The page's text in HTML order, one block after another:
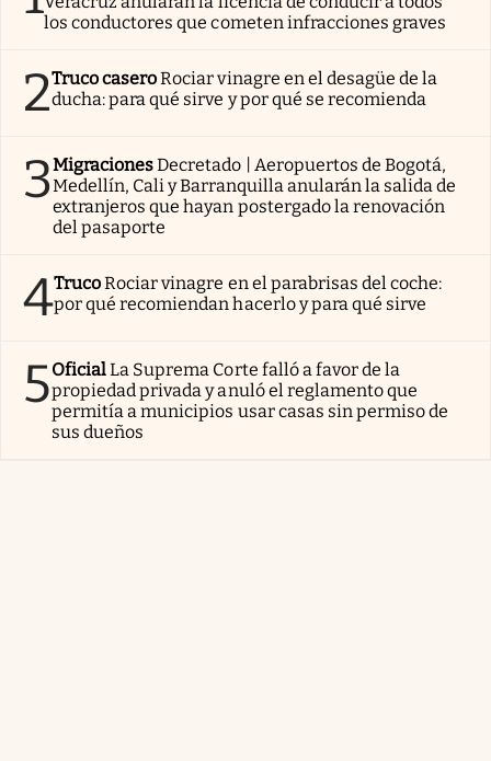
los conductores que cometen infracciones graves
2Truco caseroRociar vinagre en el desagüe de la
ducha: para qué sirve y por qué se recomienda
3MigracionesDecretado | Aeropuertos de Bogotá,
Medellín, Cali y Barranquilla anularán la salida de
extranjeros que hayan postergado la renovación
del pasaporte
4TrucoRociar vinagre en el parabrisas del coche:
por qué recomiendan hacerlo y para qué sirve
5OficialLa Suprema Corte falló a favor de la
propiedad privada y anuló el reglamento que
permitía a municipios usar casas sin permiso de
sus dueños